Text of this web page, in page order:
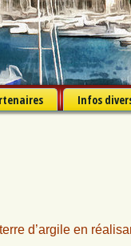
Infos
d’argile en